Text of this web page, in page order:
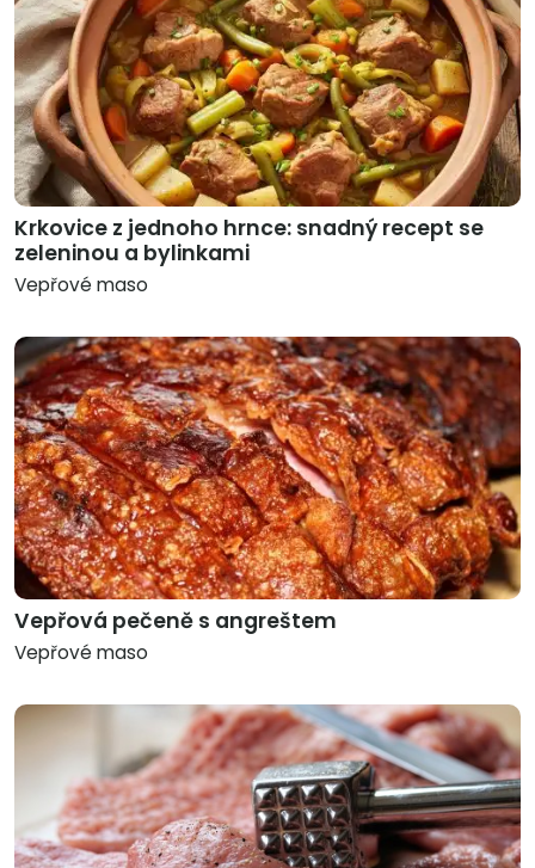
Krkovice z jednoho hrnce: snadný recept se
zeleninou a bylinkami
Vepřové maso
Vepřová pečeně s angreštem
Vepřové maso